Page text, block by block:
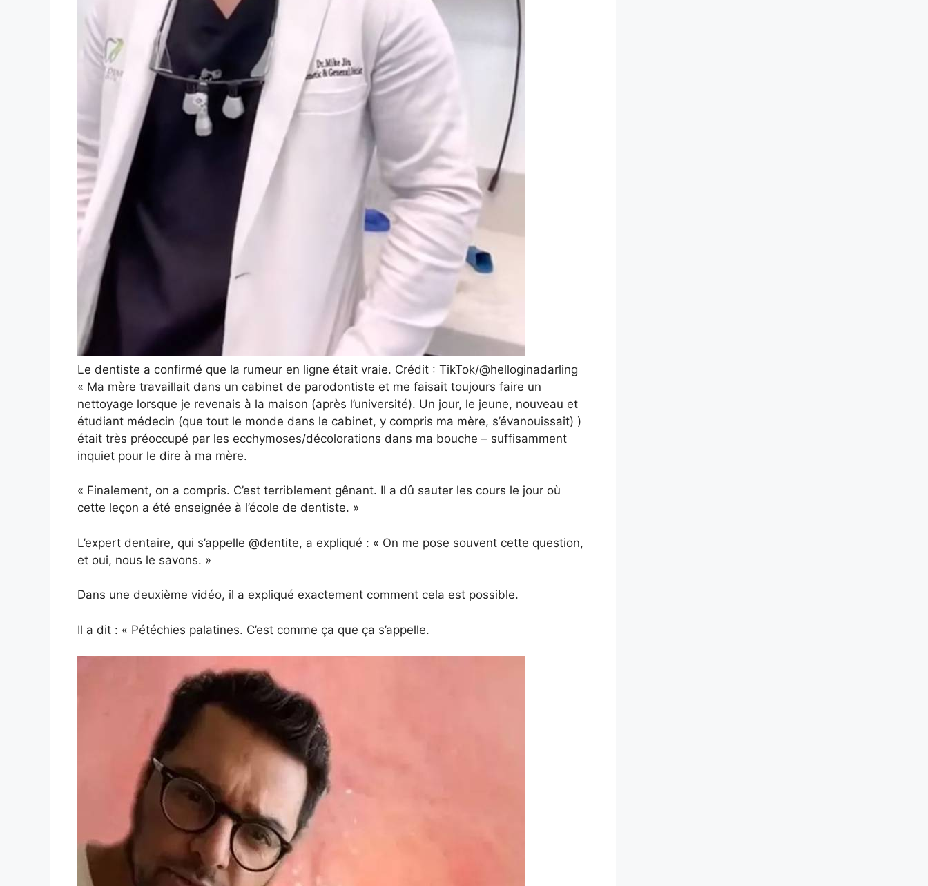
Le dentiste a confirmé que la rumeur en ligne était vraie. Crédit : TikTok/@helloginadarling
« Ma mère travaillait dans un cabinet de parodontiste et me faisait toujours faire un
nettoyage lorsque je revenais à la maison (après l’université). Un jour, le jeune, nouveau et
étudiant médecin (que tout le monde dans le cabinet, y compris ma mère, s’évanouissait) )
était très préoccupé par les ecchymoses/décolorations dans ma bouche – suffisamment
inquiet pour le dire à ma mère.
« Finalement, on a compris. C’est terriblement gênant. Il a dû sauter les cours le jour où
cette leçon a été enseignée à l’école de dentiste. »
L’expert dentaire, qui s’appelle @dentite, a expliqué : « On me pose souvent cette question,
et oui, nous le savons. »
Dans une deuxième vidéo, il a expliqué exactement comment cela est possible.
Il a dit : « Pétéchies palatines. C’est comme ça que ça s’appelle.